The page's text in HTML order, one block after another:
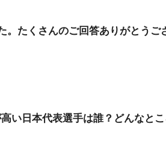
。たくさんのご回答ありがとうご
い日本代表選手は誰？どんなと